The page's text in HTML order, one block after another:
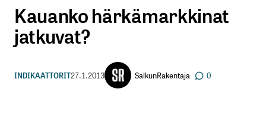
Kauanko härkämarkkinat
jatkuvat?
INDIKAATTORIT27.1.2013 SalkunRakentaja 0